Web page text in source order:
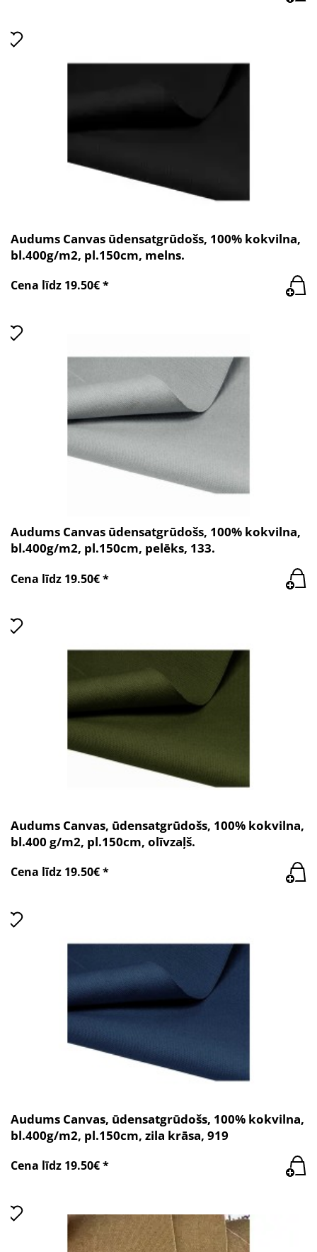
Audums Canvas ūdensatgrūdošs, 100% kokvilna,
bl.400g/m2, pl.150cm, melns.
Cena līdz 19.50€ *
Audums Canvas ūdensatgrūdošs, 100% kokvilna,
bl.400g/m2, pl.150cm, pelēks, 133.
Cena līdz 19.50€ *
Audums Canvas, ūdensatgrūdošs, 100% kokvilna,
bl.400 g/m2, pl.150cm, olīvzaļš.
Cena līdz 19.50€ *
Audums Canvas, ūdensatgrūdošs, 100% kokvilna,
bl.400g/m2, pl.150cm, zila krāsa, 919
Cena līdz 19.50€ *